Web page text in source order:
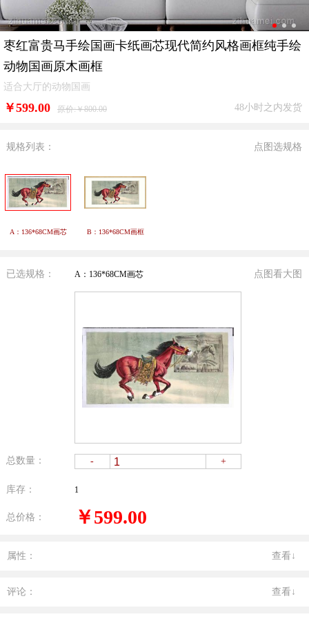
枣红富贵马手绘国画卡纸画芯现代简约风格画框纯手绘
动物国画原木画框
适合大厅的动物国画
￥599.00 原价:￥800.00 48小时之内发货
规格列表： 点图选规格
A：136*68CM画芯 B：136*68CM画框
已选规格： A：136*68CM画芯 点图看大图
总数量： - +
库存： 1
总价格： ￥599.00
属性： 查看↓
评论： 查看↓